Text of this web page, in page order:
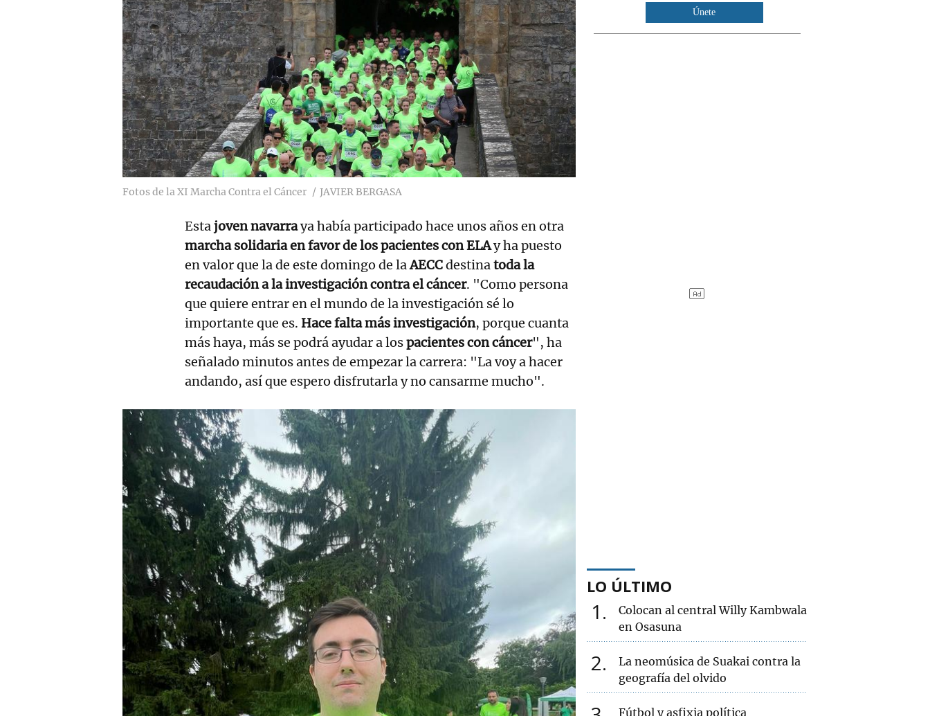
Fotos de la XI Marcha Contra el Cáncer JAVIER BERGASA
Estajoven navarraya había participado hace unos años en otra
marcha solidaria en favor de los pacientes con ELAy ha puesto
en valor que la de este domingo de laAECCdestinatoda la
recaudación a la investigación contra el cáncer. "Como persona
que quiere entrar en el mundo de la investigación sé lo
importante que es. Hace falta más investigación, porque cuanta
más haya, más se podrá ayudar a lospacientes con cáncer", ha
señalado minutos antes de empezar la carrera: "La voy a hacer
andando, así que espero disfrutarla y no cansarme mucho".
Únete
LO ÚLTIMO
1
Colocan al central Willy Kambwala
en Osasuna
2
La neomúsica de Suakai contra la
geografía del olvido
Fútbol y asfixia política